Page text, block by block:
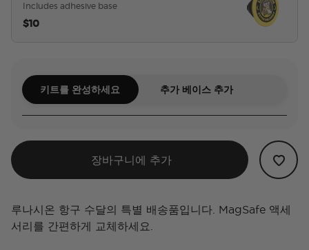
Includes adhesive base
$10
키트를 완성하세요 추가 베이스 추가
장바구니에 추가
루나시온 항구 수달의 특별 배송품입니다. MagSafe 액세
서리를 간편하게 교체하세요.